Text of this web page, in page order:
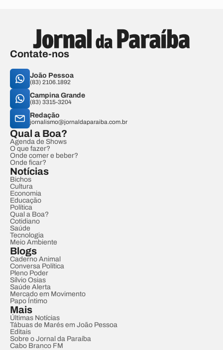
Contate-nos
João Pessoa
(83) 2106.1892
Campina Grande
(83) 3315-3204
Redação
jornalismo@jornaldaparaiba.com.br
Qual a Boa?
Agenda de Shows
O que fazer?
Onde comer e beber?
Onde ficar?
Notícias
Bichos
Cultura
Economia
Educação
Política
Qual a Boa?
Cotidiano
Saúde
Tecnologia
Meio Ambiente
Blogs
Caderno Animal
Conversa Política
Pleno Poder
Sílvio Osias
Saúde Alerta
Mercado em Movimento
Papo Íntimo
Mais
Últimas Notícias
Tábuas de Marés em João Pessoa
Editais
Sobre o Jornal da Paraíba
Cabo Branco FM